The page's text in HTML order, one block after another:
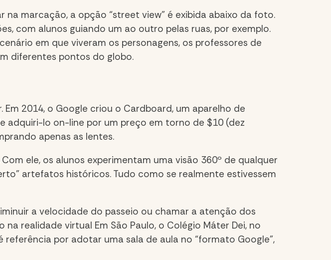
marcação, a opção “street view” é exibida abaixo da foto.
com alunos guiando um ao outro pelas ruas, por exemplo.
em que viveram os personagens, os professores de
diferentes pontos do globo.
Em 2014, o Google criou o Cardboard, um aparelho de
adquiri-lo on-line por um preço em torno de $10 (dez
apenas as lentes.
Com ele, os alunos experimentam uma visão 360º de qualquer
artefatos históricos. Tudo como se realmente estivessem
a velocidade do passeio ou chamar a atenção dos
realidade virtual Em São Paulo, o Colégio Máter Dei, no
por adotar uma sala de aula no “formato Google”,